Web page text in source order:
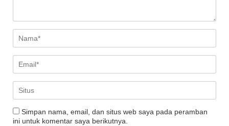
Simpan nama, email, dan situs web saya pada peramban
ini untuk komentar saya berikutnya.